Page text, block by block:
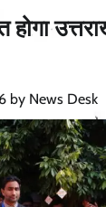
by News Desk